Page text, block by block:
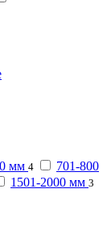
мм 4
701-800
1501-2000 мм 3